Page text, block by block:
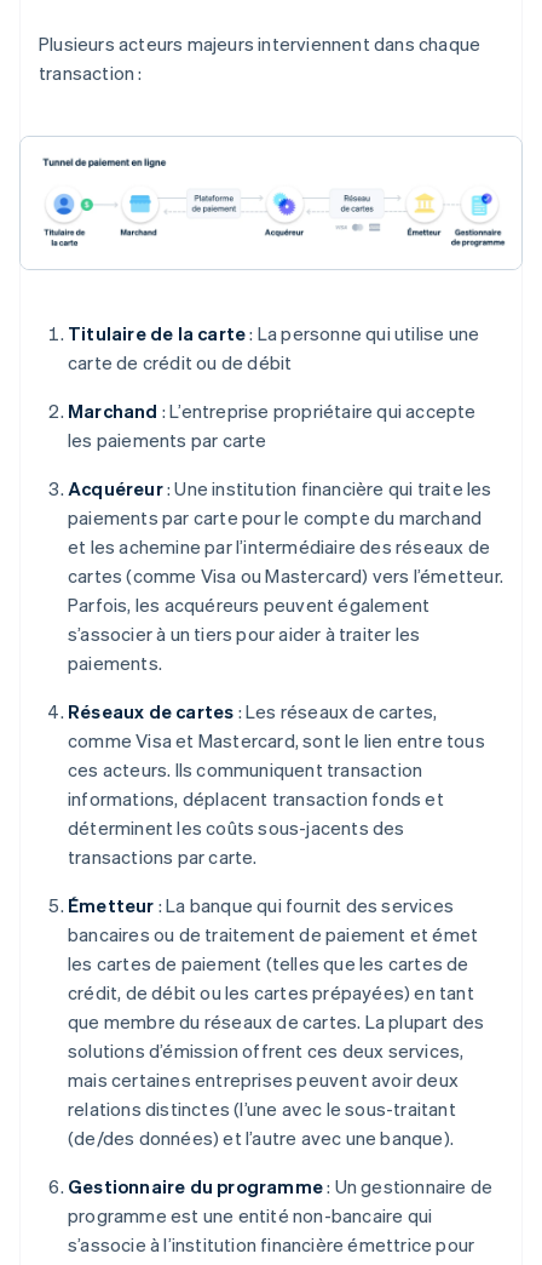
Plusieurs acteurs majeurs interviennent dans chaque
transaction :
Titulaire de la carte: La personne qui utilise une
carte de crédit ou de débit
Marchand : L’entreprise propriétaire qui accepte
les paiements par carte
Acquéreur: Une institution financière qui traite les
paiements par carte pour le compte du marchand
et les achemine par l’intermédiaire des réseaux de
cartes (comme Visa ou Mastercard) vers l’émetteur.
Parfois, les acquéreurs peuvent également
s’associer à un tiers pour aider à traiter les
paiements.
Réseaux de cartes : Les réseaux de cartes,
comme Visa et Mastercard, sont le lien entre tous
ces acteurs. Ils communiquent transaction
informations, déplacent transaction fonds et
déterminent les coûts sous-jacents des
transactions par carte.
Émetteur : La banque qui fournit des services
bancaires ou de traitement de paiement et émet
les cartes de paiement (telles que les cartes de
crédit, de débit ou les cartes prépayées) en tant
que membre du réseaux de cartes. La plupart des
solutions d’émission offrent ces deux services,
mais certaines entreprises peuvent avoir deux
relations distinctes (l’une avec le sous-traitant
(de/des données) et l’autre avec une banque).
Gestionnaire du programme: Un gestionnaire de
programme est une entité non-bancaire qui
s’associe à l’institution financière émettrice pour